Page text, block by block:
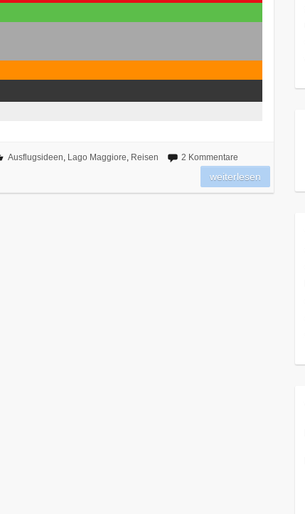
Ausflugsideen, Lago Maggiore, Reisen 2 Kommentare
weiterlesen